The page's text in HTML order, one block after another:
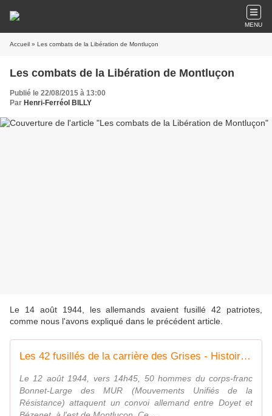
MENU
Accueil » Les combats de la Libération de Montluçon
Les combats de la Libération de Montluçon
Publié le 22/08/2015 à 13:00
Par Henri-Ferréol BILLY
Le 14 août 1944, les allemands avaient fusillé 42 patriotes,
comme nous l'avons expliqué dans le précédent article.
Les 42 fusillés de la carrière des Grises - Histoire et Généalogie
Le 12 août 1944, vers 14h45, 50 hommes du corps-franc
Bonnet-Large des MUR (Mouvements Unifiés de la
Résistance) attaquent un convoi allemand entre Doyet et